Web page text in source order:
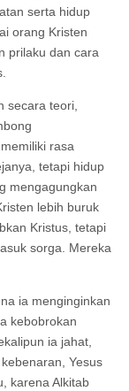
serta hidup
orang Kristen
prilaku dan cara
secara teori,
rasa
tetapi hidup
mengagungkan
lebih buruk
Kristus, tetapi
sorga. Mereka
ia menginginkan
kebobrokan
ia jahat,
Yesus
karena Alkitab